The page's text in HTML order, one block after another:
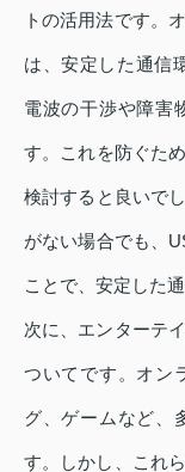
トの活用法です。
は、安定した通信
電波の干渉や障害
す。これを防ぐた
検討すると良いで
がない場合でも、
ことで、安定した
次に、エンターテ
ついてです。オン
グ、ゲームなど、
す。しかし、これ